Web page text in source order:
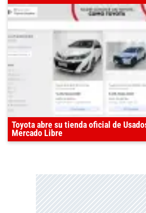
Toyota abre su tienda oficial de
Mercado Libre